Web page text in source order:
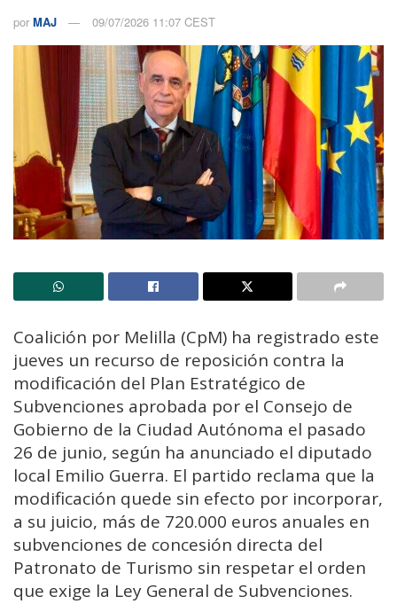
por MAJ 09/07/2026 11:07 CEST
Coalición por Melilla (CpM) ha registrado este
jueves un recurso de reposición contra la
modificación del Plan Estratégico de
Subvenciones aprobada por el Consejo de
Gobierno de la Ciudad Autónoma el pasado
26 de junio, según ha anunciado el diputado
local Emilio Guerra. El partido reclama que la
modificación quede sin efecto por incorporar,
a su juicio, más de 720.000 euros anuales en
subvenciones de concesión directa del
Patronato de Turismo sin respetar el orden
que exige la Ley General de Subvenciones.